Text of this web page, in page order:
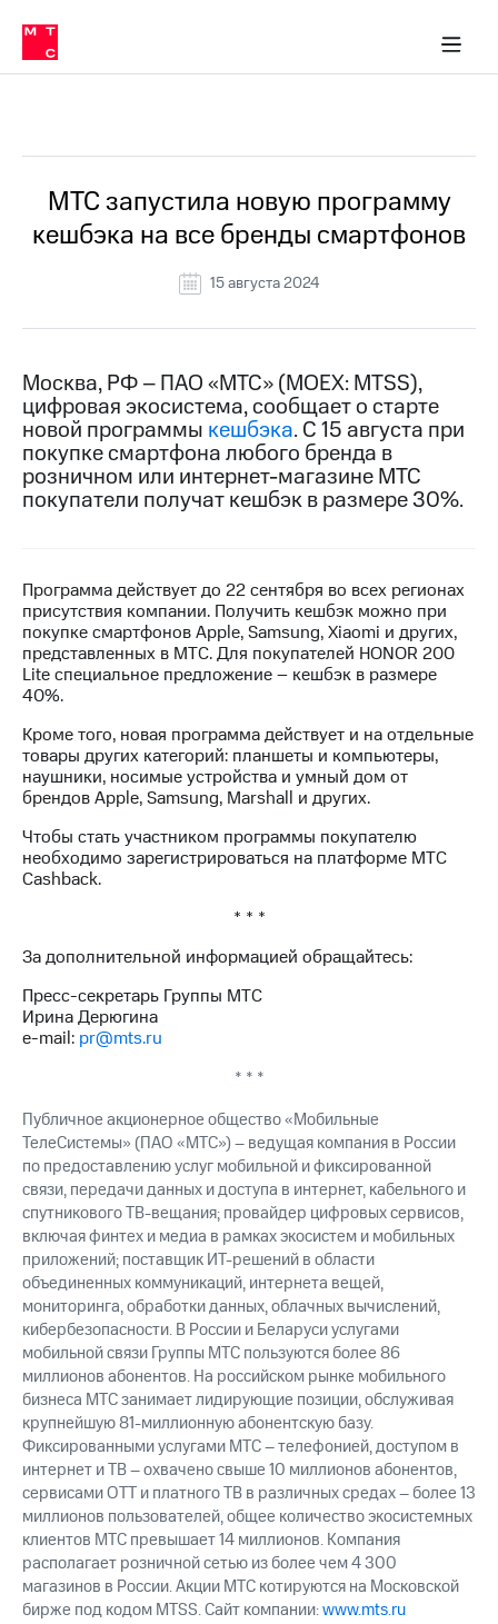
Медиа-центр
и акционерам
Устойчивое развитие
Комплаенс и деловая этика
компании
Карьера
История
компании
Руководство
Контакты
Медиа-центр
Пресс-
релизы
Достижения
Интервью
Финансовая
Контакты
Новости
в
регионе
и акционерам
Корпоративный
Раскрытие
информации
Информация
"МТС"
Собрания
акционеров
Личный
кабинет
акционера
Акционерный
капитал
Контроль
и
аудит
Рынок
акций
Описание
Программа
приобретения
Порядок
выкупа
акций
Дивиденды
Рынок
облигаций
в МТС
Пресс-
релизы
о технологиях
МТС запустила новую программу
кешбэка на все бренды смартфонов
15 августа 2024
Москва, РФ – ПАО «МТС» (MOEX: MTSS),
цифровая экосистема, сообщает о старте
новой программы кешбэка. С 15 августа при
покупке смартфона любого бренда в
розничном или интернет-магазине МТС
покупатели получат кешбэк в размере 30%.
Программа действует до 22 сентября во всех регионах
присутствия компании. Получить кешбэк можно при
покупке смартфонов Apple, Samsung, Xiaomi и других,
представленных в МТС. Для покупателей HONOR 200
Lite специальное предложение – кешбэк в размере
40%.
Кроме того, новая программа действует и на отдельные
товары других категорий: планшеты и компьютеры,
наушники, носимые устройства и умный дом от
брендов Apple, Samsung, Marshall и других.
Чтобы стать участником программы покупателю
необходимо зарегистрироваться на платформе МТС
Cashback.
* * *
За дополнительной информацией обращайтесь:
Пресс-секретарь Группы МТС
Ирина Дерюгина
e-mail: pr@mts.ru
* * *
Публичное акционерное общество «Мобильные
ТелеСистемы» (ПАО «МТС») – ведущая компания в России
по предоставлению услуг мобильной и фиксированной
связи, передачи данных и доступа в интернет, кабельного и
спутникового ТВ-вещания; провайдер цифровых сервисов,
включая финтех и медиа в рамках экосистем и мобильных
приложений; поставщик ИТ-решений в области
объединенных коммуникаций, интернета вещей,
мониторинга, обработки данных, облачных вычислений,
кибербезопасности. В России и Беларуси услугами
мобильной связи Группы МТС пользуются более 86
миллионов абонентов. На российском рынке мобильного
бизнеса МТС занимает лидирующие позиции, обслуживая
крупнейшую 81-миллионную абонентскую базу.
Фиксированными услугами МТС – телефонией, доступом в
интернет и ТВ – охвачено свыше 10 миллионов абонентов,
сервисами OTT и платного ТВ в различных средах – более 13
миллионов пользователей, общее количество экосистемных
клиентов МТС превышает 14 миллионов. Компания
располагает розничной сетью из более чем 4 300
магазинов в России. Акции МТС котируются на Московской
бирже под кодом MTSS. Сайт компании:www.mts.ru